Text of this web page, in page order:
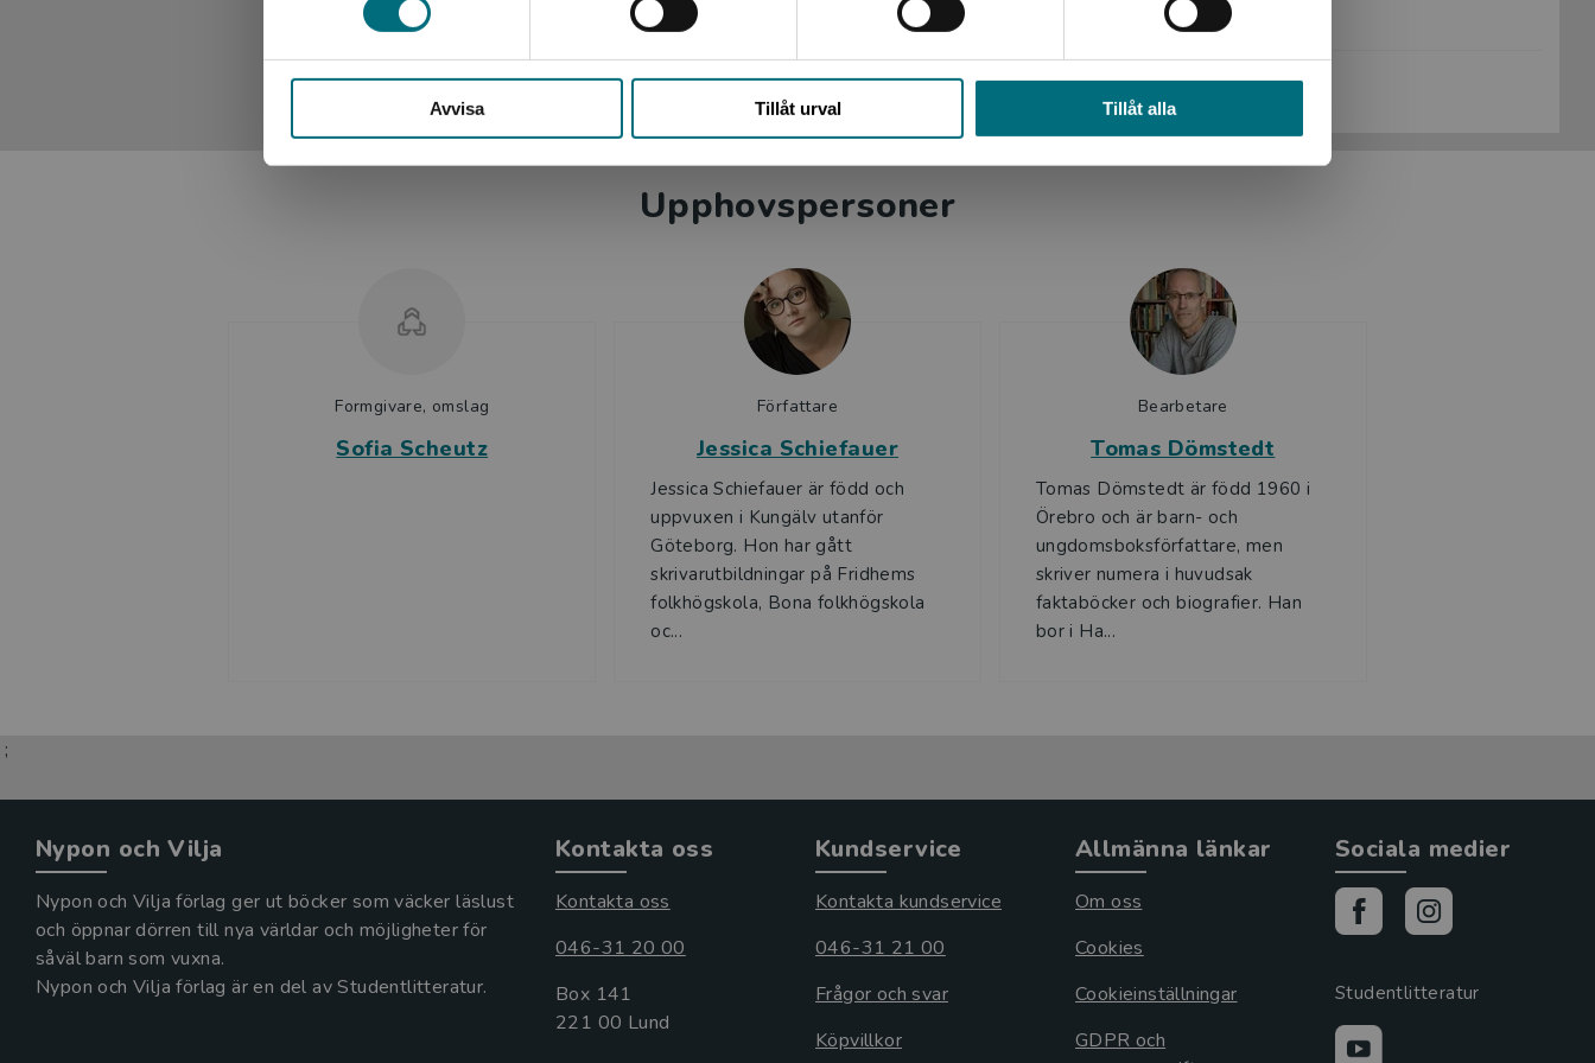
Avvisa Tillåt urval Tillåt alla
Sidantal:
Köp- och leveransvillkor
Upphovspersoner
Formgivare, omslag
Sofia Scheutz
Författare
Jessica Schiefauer
Jessica Schiefauer är född och
uppvuxen i Kungälv utanför
Göteborg. Hon har gått
skrivarutbildningar på Fridhems
folkhögskola, Bona folkhögskola
oc...
Bearbetare
Tomas Dömstedt
Tomas Dömstedt är född 1960 i
Örebro och är barn- och
ungdomsboksförfattare, men
skriver numera i huvudsak
faktaböcker och biografier. Han
bor i Ha...
;
Nypon och Vilja
Nypon och Vilja förlag ger ut böcker som väcker läslust
och öppnar dörren till nya världar och möjligheter för
såväl barn som vuxna.
Nypon och Vilja förlag är en del av Studentlitteratur.
Kontakta oss
Kontakta oss
046-31 20 00
Box 141
221 00 Lund
Kundservice
Kontakta kundservice
046-31 21 00
Frågor och svar
Köpvillkor
Allmänna länkar
Om oss
Cookies
Cookieinställningar
GDPR och
Sociala medier
Studentlitteratur